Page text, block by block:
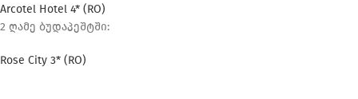
Arcotel Hotel 4* (RO)
2 ღამე ბუდაპეშტში:
Rose City 3* (RO)